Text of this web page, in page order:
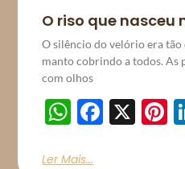
O riso que nasceu
O silêncio do velório era tão
manto cobrindo a todos. As
com olhos
X
Ler Mais...